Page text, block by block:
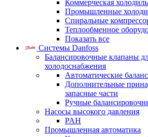
Коммерческая
Промышленные
Спиральные
Теплообменное
Показать все
Системы Danfoss
Балансировочные клапаны
холодоснабжения
Автоматические
Дополнительные
запасные части
Ручные
Насосы высокого давления
PAH
Промышленная автоматика